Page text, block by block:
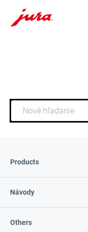
hľadanie
Hľadanie
Products
Návody
Others